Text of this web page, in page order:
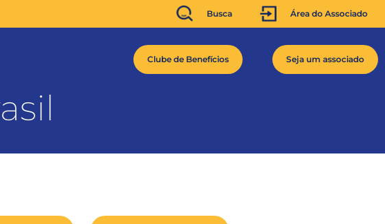
Busca Área do Associado
Clube de Benefícios Seja um associado